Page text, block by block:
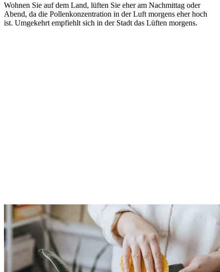
Wohnen Sie auf dem Land, lüften Sie eher am Nachmittag oder
Abend, da die Pollenkonzentration in der Luft morgens eher hoch
ist. Umgekehrt empfiehlt sich in der Stadt das Lüften morgens.